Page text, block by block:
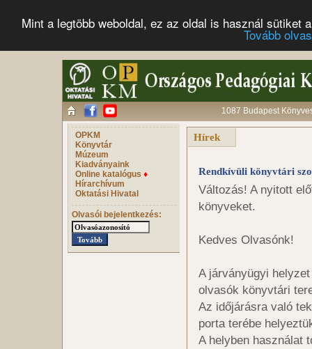
Mint a legtöbb weboldal, ez az oldal is használ sütiket
Tovább
1087 Budapest
OPKM
Könyvtár
Múzeum
Kiadványaink
Online katalógus ♦
Hírarchívum
Oktatási Hivatal
Olvasói bejelentkezés:
Hírek
Rendkívüli könyvtári
Változás! A nyitott
könyveket.
Kedves Olvasónk!
A járványügyi
olvasók könyvtári
Az időjárásra való
porta terébe
A helyben használat